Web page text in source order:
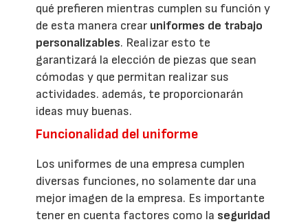
qué prefieren mientras cumplen su función y
de esta manera crear uniformes de trabajo
personalizables. Realizar esto te
garantizará la elección de piezas que sean
cómodas y que permitan realizar sus
actividades. además, te proporcionarán
ideas muy buenas.
Funcionalidad del uniforme
Los uniformes de una empresa cumplen
diversas funciones, no solamente dar una
mejor imagen de la empresa. Es importante
tener en cuenta factores como la seguridad